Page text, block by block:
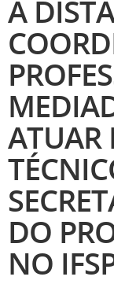
A
ATUAR
DO
NO